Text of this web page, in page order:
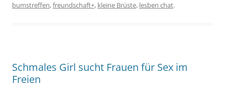
bumstreffen,freundschaft+, kleine Brüste, lesben chat.
Schmales Girl sucht Frauen für Sex im
Freien